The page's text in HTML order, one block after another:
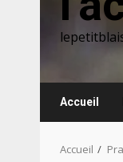
Accueil
Accueil